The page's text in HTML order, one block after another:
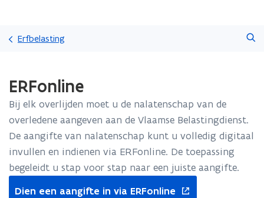
Erfbelasting
met
laden.
bevindt
zich
op:
ERFonline
ERFonline
Bij elk overlijden moet u de nalatenschap van de
overledene aangeven aan de Vlaamse Belastingdienst.
De aangifte van nalatenschap kunt u volledig digitaal
invullen en indienen via ERFonline. De toepassing
begeleidt u stap voor stap naar een juiste aangifte.
Dien een aangifte in via ERFonline